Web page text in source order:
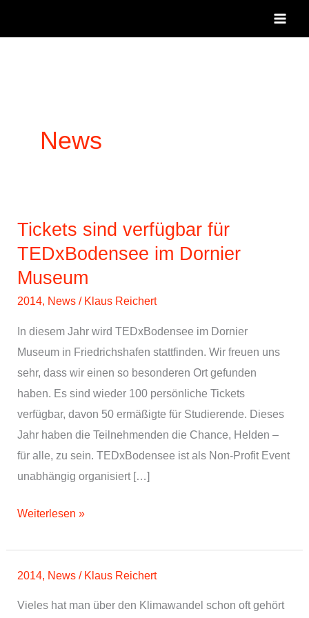
News
Tickets sind verfügbar für
TEDxBodensee im Dornier
Museum
2014, News / Klaus Reichert
In diesem Jahr wird TEDxBodensee im Dornier
Museum in Friedrichshafen stattfinden. Wir freuen uns
sehr, dass wir einen so besonderen Ort gefunden
haben. Es sind wieder 100 persönliche Tickets
verfügbar, davon 50 ermäßigte für Studierende. Dieses
Jahr haben die Teilnehmenden die Chance, Helden –
für alle, zu sein. TEDxBodensee ist als Non-Profit Event
unabhängig organisiert […]
Tickets
verfügbar
für
Weiterlesen »
2014 News / Klaus Reichert
Vieles hat man über den Klimawandel schon oft gehört